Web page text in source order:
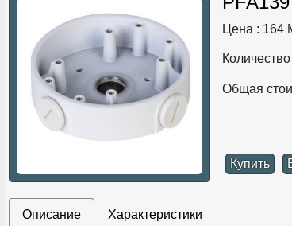
Цена : 164
Количество
Общая
Купить
Описание
Характеристики